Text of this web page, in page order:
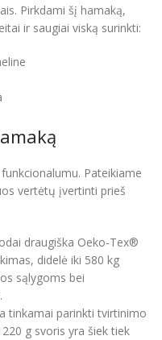
Pirkdami šį hamaką,
ir saugiai viską surinkti:
Pateikiame
vertėtų įvertinti prieš
draugiška Oeko-Tex®
didelė iki 580 kg
sąlygoms bei
tinkamai parinkti tvirtinimo
g svoris yra šiek tiek